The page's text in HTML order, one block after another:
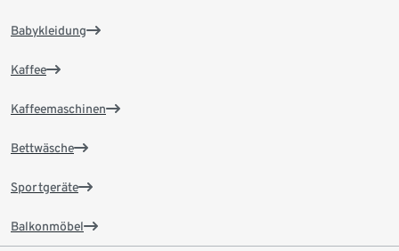
Babykleidung
Kaffee
Kaffeemaschinen
Bettwäsche
Sportgeräte
Balkonmöbel